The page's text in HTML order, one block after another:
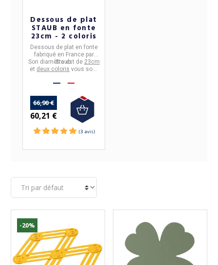
Dessous de plat
STAUB en fonte
23cm - 2 coloris
Dessous de plat en fonte
fabriqué en Francepar
Staub.
Son diamètre est de 23cm
et deux coloris vous sont
gris graphite.
66,90 €
60,21 €
-20%